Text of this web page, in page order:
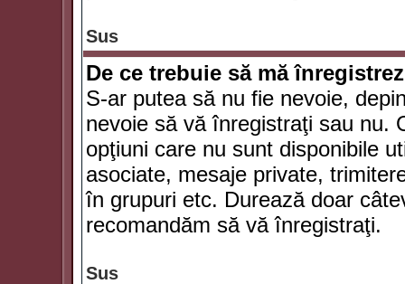
Sus
De ce trebuie să mă
S-ar putea să nu fie nevoie,
nevoie să vă înregistraţi sau nu.
opţiuni care nu sunt disponibile
asociate, mesaje private,
în grupuri etc. Durează doar
recomandăm să vă înregistraţi.
Sus